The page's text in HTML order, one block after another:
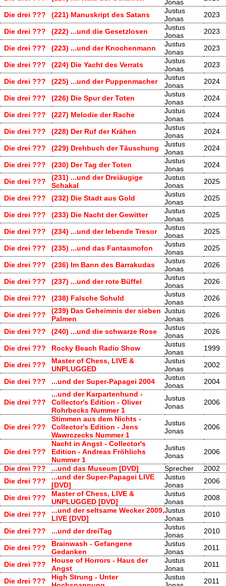
Jonas
Die drei ??? (221) Manuskript des Satans
Justus
Jonas
2023
Die drei ??? (222) ...und die Gesetzlosen
Justus
Jonas
2023
Die drei ??? (223) ...und der Knochenmann
Justus
Jonas
2023
Die drei ??? (224) Die Yacht des Verrats
Justus
Jonas
2023
Die drei ??? (225) ...und der Puppenmacher
Justus
Jonas
2024
Die drei ??? (226) Die Spur der Toten
Justus
Jonas
2024
Die drei ??? (227) Melodie der Rache
Justus
Jonas
2024
Die drei ??? (228) Der Ruf der Krähen
Justus
Jonas
2024
Die drei ??? (229) Drehbuch der Täuschung
Justus
Jonas
2024
Die drei ??? (230) Der Tag der Toten
Justus
Jonas
2024
Die drei ???
(231) ...und der Dreiäugige
Schakal
Justus
Jonas
2025
Die drei ??? (232) Die Stadt aus Gold
Justus
Jonas
2025
Die drei ??? (233) Die Nacht der Gewitter
Justus
Jonas
2025
Die drei ??? (234) ...und der lebende Tresor
Justus
Jonas
2025
Die drei ??? (235) ...und das Fantasmofon
Justus
Jonas
2025
Die drei ??? (236) Im Bann des Barrakudas
Justus
Jonas
2026
Die drei ??? (237) ...und der rote Büffel
Justus
Jonas
2026
Die drei ??? (238) Falsche Schuld
Justus
Jonas
2026
Die drei ???
(239) Das Geheimnis der sieben
Palmen
Justus
Jonas
2026
Die drei ??? (240) ...und die schwarze Rose
Justus
Jonas
2026
Die drei ??? Rocky Beach Radio Show
Justus
Jonas
1999
Die drei ???
Master of Chess, LIVE &
UNPLUGGED
Justus
Jonas
2002
Die drei ??? ...und der Super-Papagei 2004
Justus
Jonas
2004
Die drei ???
...und der Karpartenhund -
Collector's Edition - Oliver
Rohrbecks Nummer 1
Justus
Jonas
2006
Die drei ???
Stimmen aus dem Nichts -
Collector's Edition - Jens
Wawrczecks Nummer 1
Justus
Jonas
2006
Die drei ???
Nacht in Angst - Collector's
Edition - Andreas Fröhlichs
Nummer 1
Justus
Jonas
2006
Die drei ??? ...und das Museum [DVD] Sprecher
2002
Die drei ???
...und der Super-Papagei LIVE
[DVD]
Justus
Jonas
2006
Die drei ???
Master of Chess, LIVE &
UNPLUGGED [DVD]
Justus
Jonas
2008
Die drei ???
...und der seltsame Wecker 2009,
LIVE [DVD]
Justus
Jonas
2010
Die drei ??? ...und der dreiTag
Justus
Jonas
2010
Die drei ???
Brainwash - Gefangene
Gedanken
Justus
Jonas
2011
Die drei ???
House of Horrors - Haus der
Angst
Justus
Jonas
2011
Die drei ???
High Strung - Unter
Justus
2011